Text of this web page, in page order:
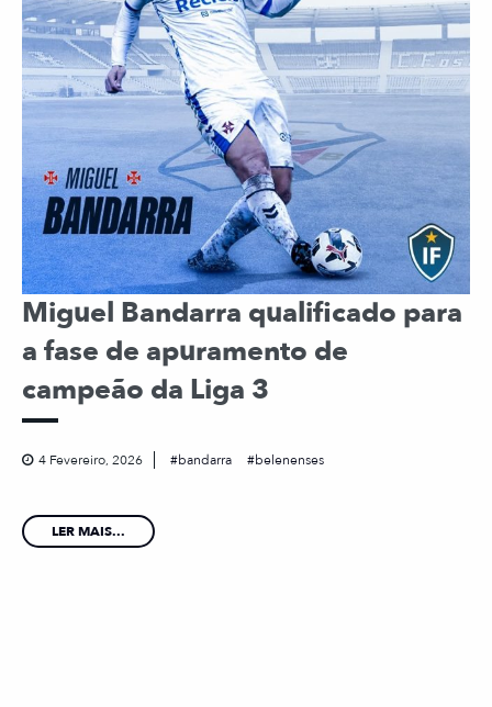
Miguel Bandarra qualificado para
a fase de apuramento de
campeão da Liga 3
4 Fevereiro, 2026 bandarra belenenses
LER MAIS...